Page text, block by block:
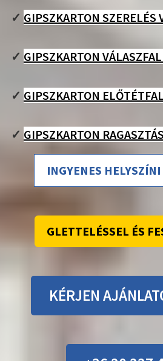
✓ GIPSZKARTON SZERELÉS
✓ GIPSZKARTON
✓ GIPSZKARTON
✓ GIPSZKARTON
INGYENES
GLETTELÉSSEL ÉS
KÉRJEN